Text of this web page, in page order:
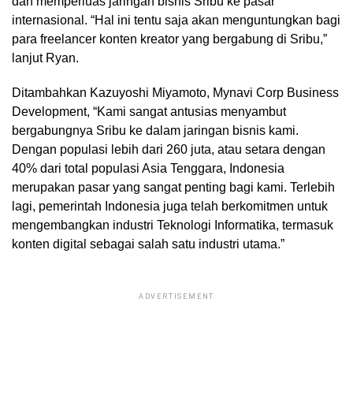
internasional. “Hal ini tentu saja akan menguntungkan bagi
para freelancer konten kreator yang bergabung di Sribu,”
lanjut Ryan.
Ditambahkan Kazuyoshi Miyamoto, Mynavi Corp Business
Development, “Kami sangat antusias menyambut
bergabungnya Sribu ke dalam jaringan bisnis kami.
Dengan populasi lebih dari 260 juta, atau setara dengan
40% dari total populasi Asia Tenggara, Indonesia
merupakan pasar yang sangat penting bagi kami. Terlebih
lagi, pemerintah Indonesia juga telah berkomitmen untuk
mengembangkan industri Teknologi Informatika, termasuk
konten digital sebagai salah satu industri utama.”
ADVERTISEMENT